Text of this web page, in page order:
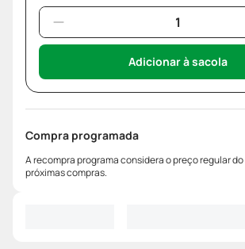
Adicionar à sacola
Compra programada
A recompra programa considera o preço regular
próximas compras.